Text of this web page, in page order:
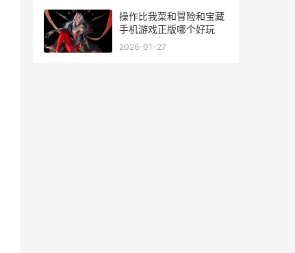
操作比我菜和冒险和宝藏
手机游戏正版哪个好玩
2026-01-27